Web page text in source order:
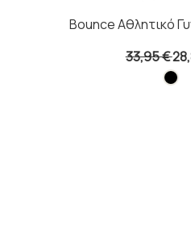
Bounce Αθλητικό
33,95 €